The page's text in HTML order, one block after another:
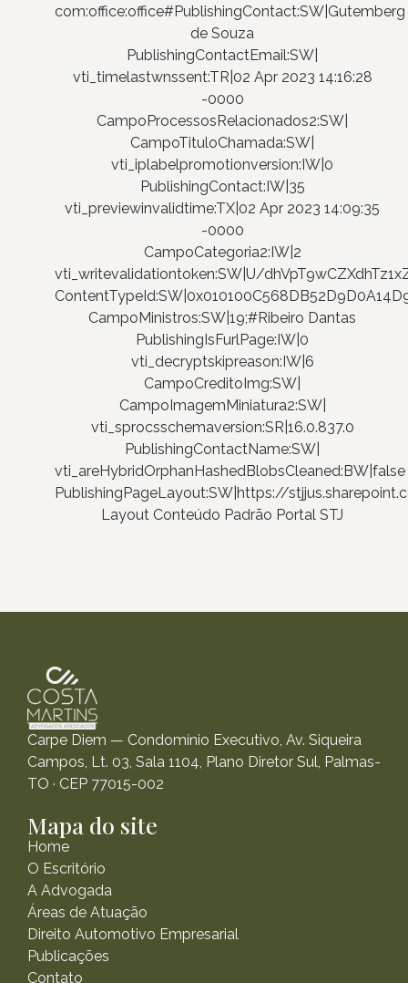
com:office:office#PublishingContact:SW|Gutemberg
de Souza
PublishingContactEmail:SW|
vti_timelastwnssent:TR|02 Apr 2023 14:16:28
-0000
CampoProcessosRelacionados2:SW|
CampoTituloChamada:SW|
vti_iplabelpromotionversion:IW|0
PublishingContact:IW|35
vti_previewinvalidtime:TX|02 Apr 2023 14:09:35
-0000
CampoCategoria2:IW|2
vti_writevalidationtoken:SW|U/
CampoMinistros:SW|19;#Ribeiro Dantas
PublishingIsFurlPage:IW|0
vti_decryptskipreason:IW|6
CampoCreditoImg:SW|
CampoImagemMiniatura2:SW|
vti_sprocsschemaversion:SR|16.0.837.0
PublishingContactName:SW|
vti_areHybridOrphanHashedBlobsCleaned:BW|false
PublishingPageLayout:SW|https://
Layout Conteúdo Padrão Portal STJ
Carpe Diem — Condomínio Executivo, Av. Siqueira
Campos, Lt. 03, Sala 1104, Plano Diretor Sul, Palmas-
TO · CEP 77015-002
Mapa do site
Home
O Escritório
A Advogada
Áreas de Atuação
Direito Automotivo Empresarial
Publicações
Contato